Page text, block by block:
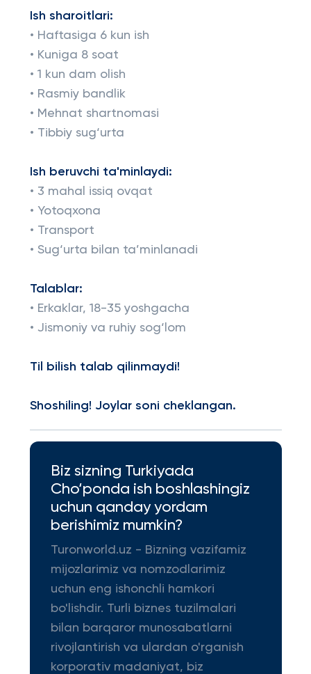
Ish sharoitlari:
• Haftasiga 6 kun ish
• Kuniga 8 soat
• 1 kun dam olish
• Rasmiy bandlik
• Mehnat shartnomasi
• Tibbiy sug‘urta
Ish beruvchi ta'minlaydi:
• 3 mahal issiq ovqat
• Yotoqxona
• Transport
• Sug‘urta bilan ta’minlanadi
Talablar:
• Erkaklar, 18-35 yoshgacha
• Jismoniy va ruhiy sog‘lom
Til bilish talab qilinmaydi!
Shoshiling! Joylar soni cheklangan.
Biz sizning Turkiyada
Cho‘ponda ish boshlashingiz
uchun qanday yordam
berishimiz mumkin?
Turonworld.uz - Bizning vazifamiz
mijozlarimiz va nomzodlarimiz
uchun eng ishonchli hamkori
bo'lishdir. Turli biznes tuzilmalari
bilan barqaror munosabatlarni
rivojlantirish va ulardan o'rganish
korporativ madaniyat, biz